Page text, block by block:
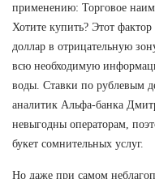
применению: Торговое
Хотите купить? Этот
доллар в отрицательную
всю необходимую
воды. Ставки по рублевым
аналитик Альфа-банка
невыгодны операторам,
букет сомнительных услуг.
Но даже при самом